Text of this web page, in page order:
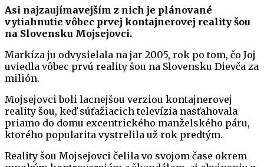
Asi najzaujímavejším z nich je plánované
vytiahnutie vôbec prvej kontajnerovej reality šou
na Slovensku Mojsejovci.
Markíza ju odvysielala na jar 2005, rok po tom, čo Joj
uviedla vôbec prvú reality šou na Slovensku Dievča za
milión.
Mojsejovci boli lacnejšou verziou kontajnerovej
reality šou, keď súťažiacich televízia nasťahovala
priamo do domu excentrického manželského páru,
ktorého popularita vystrelila už rok predtým.
Reality šou Mojsejovci čelila vo svojom čase okrem